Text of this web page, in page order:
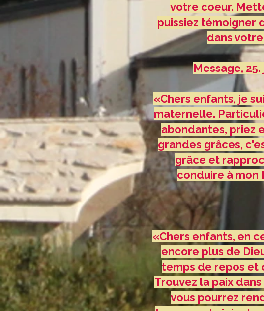
votre coeur.
puissiez témoigner
dans
Message,
«Chers enfants, je
maternelle.
abondantes, priez
grandes grâces,
grâce et
conduire à mon
«Chers enfants, en
encore plus de
temps de repos et
Trouvez la paix
vous pourrez